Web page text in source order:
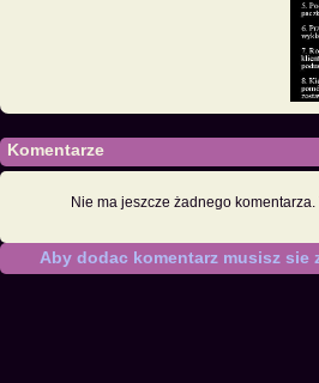
Komentarze
Nie ma jeszcze żadnego
Aby dodac komentarz musisz sie